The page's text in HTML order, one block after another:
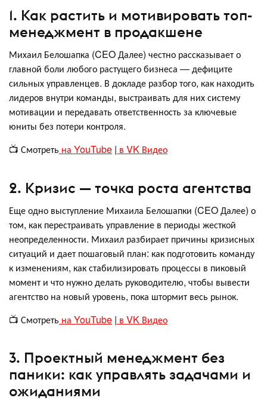
1. Как растить и мотивировать топ-
менеджмент в продакшене
Михаил Белошапка (CEO Далее) честно рассказывает о
главной боли любого растущего бизнеса — дефиците
сильных управленцев. В докладе разбор того, как находить
лидеров внутри команды, выстраивать для них систему
мотивации и передавать ответственность за ключевые
юниты без потери контроля.
📺 Смотреть на YouTube | в VK Видео
2. Кризис — точка роста агентства
Еще одно выступление Михаила Белошапки (CEO Далее) о
том, как перестраивать управление в периоды жесткой
неопределенности. Михаил разбирает причины кризисных
ситуаций и дает пошаговый план: как подготовить команду
к изменениям, как стабилизировать процессы в пиковый
момент и что нужно делать руководителю, чтобы вывести
агентство на новый уровень, пока штормит весь рынок.
📺 Смотреть на YouTube | в VK Видео
3. Проектный менеджмент без
паники: как управлять задачами и
ожиданиями